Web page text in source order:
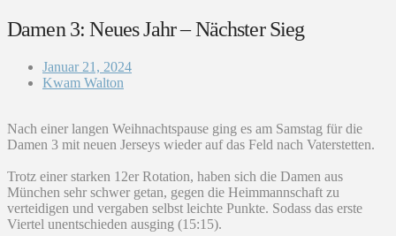
Damen 3: Neues Jahr – Nächster Sieg
Januar 21, 2024
Kwam Walton
Nach einer langen Weihnachtspause ging es am Samstag für die
Damen 3 mit neuen Jerseys wieder auf das Feld nach Vaterstetten.
Trotz einer starken 12er Rotation, haben sich die Damen aus
München sehr schwer getan, gegen die Heimmannschaft zu
verteidigen und vergaben selbst leichte Punkte. Sodass das erste
Viertel unentschieden ausging (15:15).